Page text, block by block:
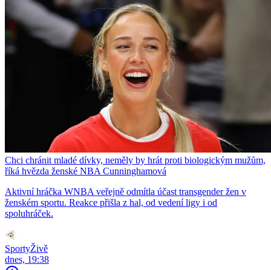
Chci chránit mladé dívky, neměly by hrát proti biologickým mužům,
říká hvězda ženské NBA Cunninghamová
Aktivní hráčka WNBA veřejně odmítla účast transgender žen v
ženském sportu. Reakce přišla z hal, od vedení ligy i od
spoluhráček.
SportyŽivě
dnes, 19:38